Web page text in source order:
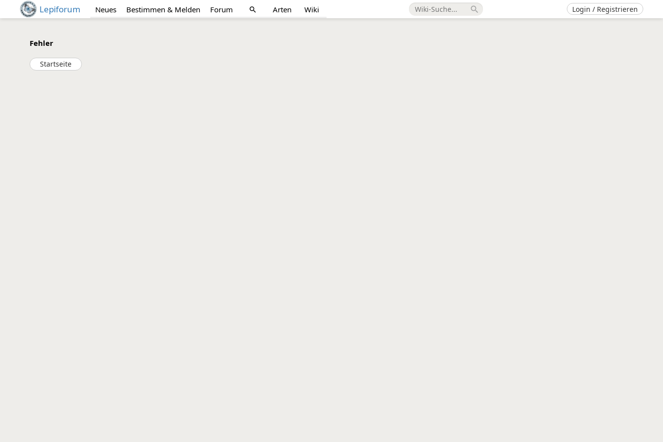
Lepiforum Neues Bestimmen & Melden Forum search Arten Wiki search Login / Registrieren
Fehler
Startseite